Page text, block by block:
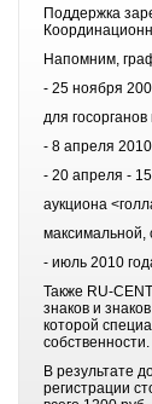
Поддержка
Напомним,
- 25 ноября
для
- 8 апреля
- 20 апреля -
аукциона
- июль 2010
Также RU-
знаков и
которой
собственности.
В результате
регистрации